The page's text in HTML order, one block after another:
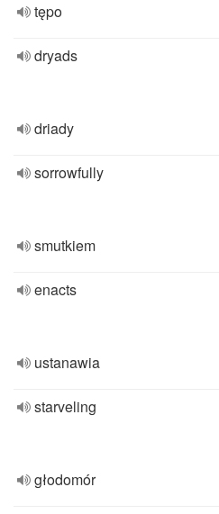
tępo
dryads
driady
sorrowfully
smutkiem
enacts
ustanawia
starveling
głodomór